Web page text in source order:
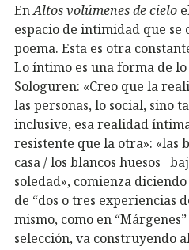
EnAltos volúmenes de cielo
espacio de intimidad que se
poema. Esta es otra
Lo íntimo es una forma de
Sologuren: «Creo que la
las personas, lo social, sino
inclusive, esa realidad
resistente que la otra»:
casa / los blancos huesos
soledad», comienza
de “dos o tres experiencias
mismo, como en
selección, va construyendo